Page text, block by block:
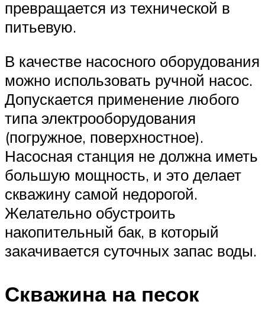
превращается из технической в
питьевую.
В качестве насосного оборудования
можно использовать ручной насос.
Допускается применение любого
типа электрооборудования
(погружное, поверхностное).
Насосная станция не должна иметь
большую мощность, и это делает
скважину самой недорогой.
Желательно обустроить
накопительный бак, в который
закачивается суточных запас воды.
Скважина на песок